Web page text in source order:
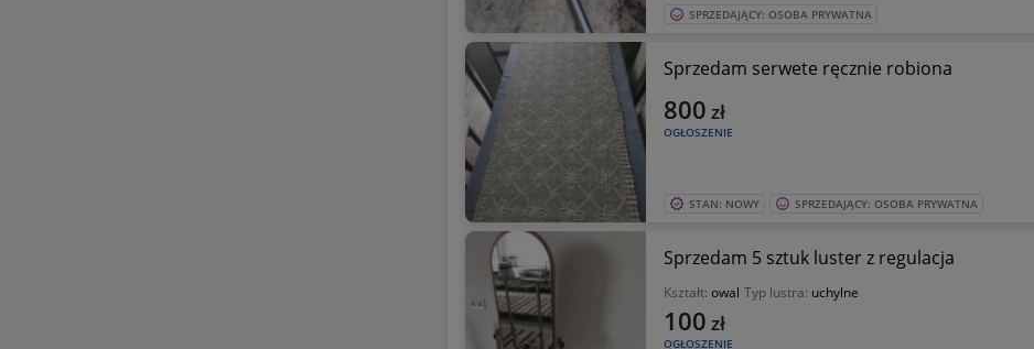
SPRZEDAJĄCY: OSOBA PRYWATNA
Sprzedam serwete ręcznie robiona
OGŁOSZENIE
800 zł
STAN: NOWY SPRZEDAJĄCY: OSOBA PRYWATNA
Sprzedam 5 sztuk luster z regulacja
Kształt: owal Typ lustra: uchylne
OGŁOSZENIE
100 zł